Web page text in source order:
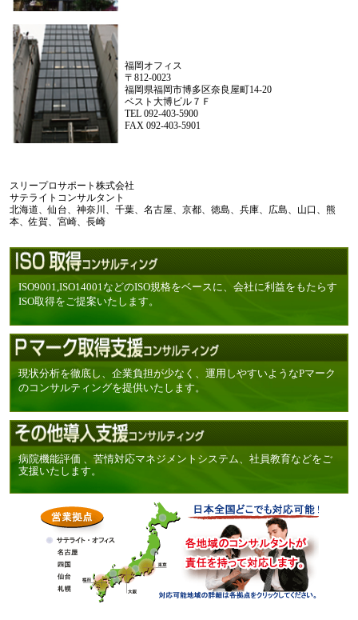
福岡オフィス
〒812-0023
福岡県福岡市博多区奈良屋町14-20
ベスト大博ビル７Ｆ
TEL 092-403-5900
FAX 092-403-5901
スリープロサポート株式会社
サテライトコンサルタント
北海道、仙台、神奈川、千葉、名古屋、京都、徳島、兵庫、広島、山口、熊
本、佐賀、宮崎、長崎
ISO9001,ISO14001などのISO規格をベースに、会社に利益をもたらす
ISO取得をご提案いたします。
現状分析を徹底し、企業負担が少なく、運用しやすいようなPマーク
のコンサルティングを提供いたします。
病院機能評価 、苦情対応マネジメントシステム、社員教育などをご
支援いたします。